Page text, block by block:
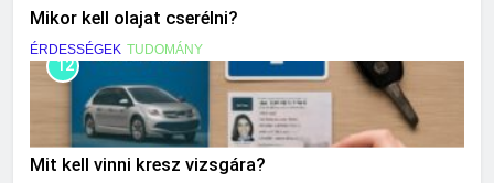
Mikor kell olajat cserélni?
ÉRDESSÉGEK TUDOMÁNY
12
Mit kell vinni kresz vizsgára?